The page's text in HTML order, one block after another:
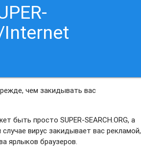
Internet
чем закидывать вас
быть просто SUPER-SEARCH.ORG, а
вирус закидывает вас рекламой,
ярлыков браузеров.